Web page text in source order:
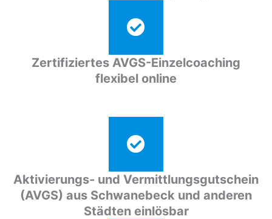
Zertifiziertes AVGS-Einzelcoaching
flexibel online
Aktivierungs- und Vermittlungsgutschein
(AVGS) aus Schwanebeck und anderen
Städten einlösbar